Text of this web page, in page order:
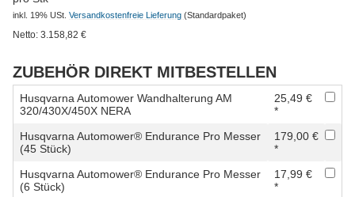
inkl. 19% USt. Versandkostenfreie Lieferung (Standardpaket)
Netto: 3.158,82 €
ZUBEHÖR DIREKT MITBESTELLEN
Husqvarna Automower Wandhalterung AM
320/430X/450X NERA
25,49 €
*
Husqvarna Automower® Endurance Pro Messer
(45 Stück)
179,00 €
*
Husqvarna Automower® Endurance Pro Messer
(6 Stück)
17,99 €
*